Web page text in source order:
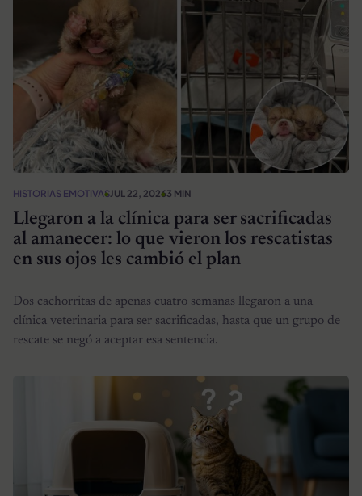
HISTORIAS EMOTIVASJUL 22, 20263 MIN
Llegaron a la clínica para ser sacrificadas
al amanecer: lo que vieron los rescatistas
en sus ojos les cambió el plan
Dos cachorritas de apenas cuatro semanas llegaron a una
clínica veterinaria para ser sacrificadas, hasta que un grupo de
rescate se negó a aceptar esa sentencia.